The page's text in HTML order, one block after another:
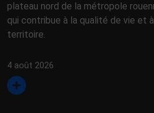
plateau nord de la métropole
qui contribue à la qualité de vie et
territoire.
4 août 2026